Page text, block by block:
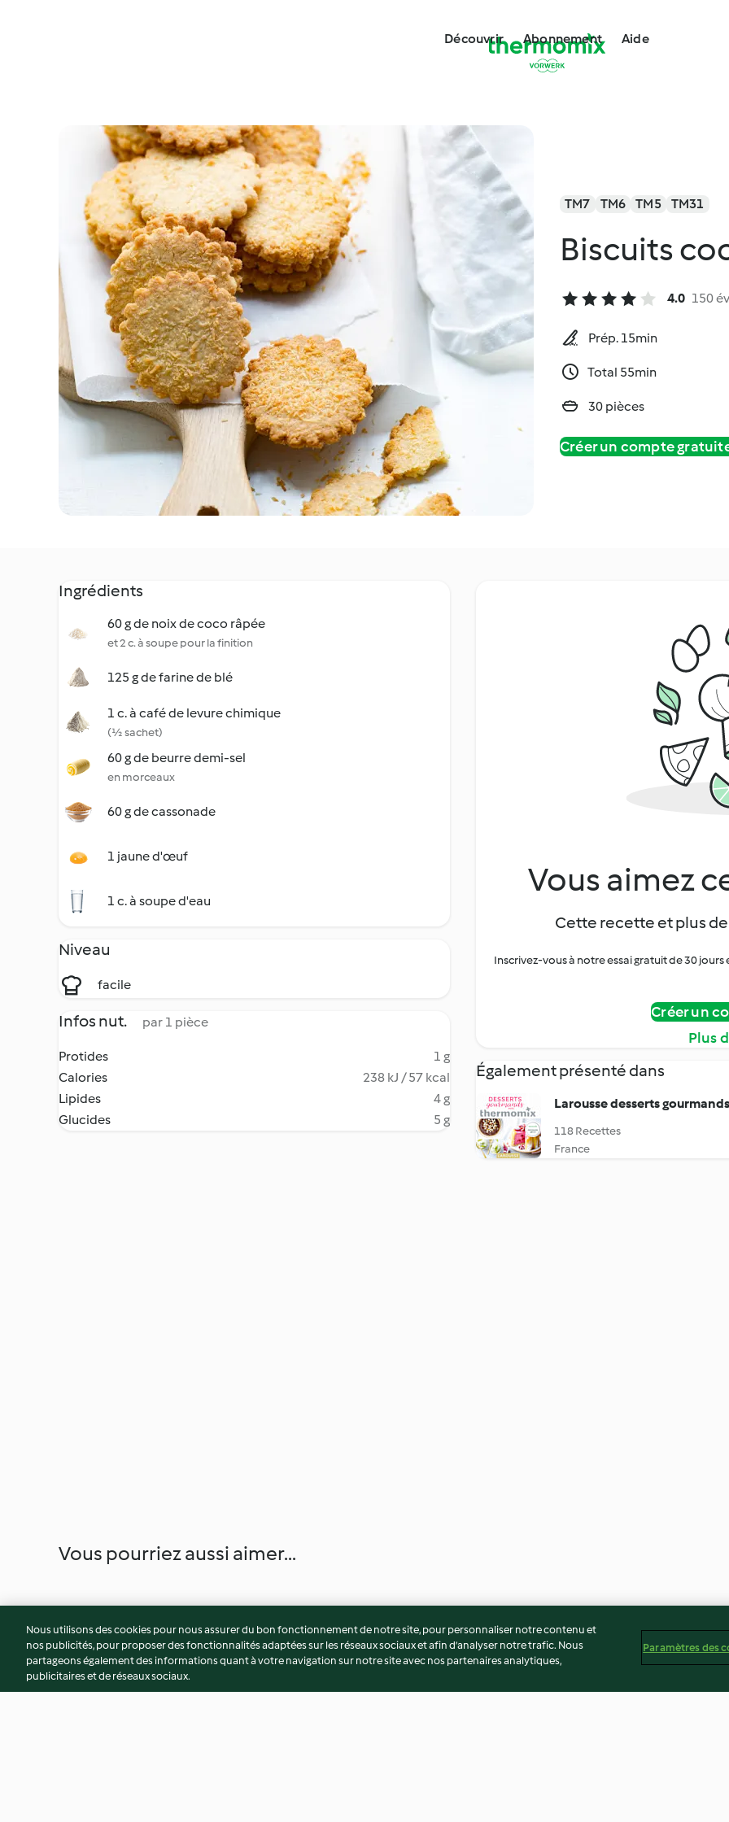
Découvrir Abonnement Aide
TM7 TM6 TM5 TM31
Biscuits
4.0 150
Prép. 15min
Total 55min
30 pièces
Créer un compte
Ingrédients
60 g de noix de coco râpée
et 2 c. à soupe pour la finition
125 g de farine de blé
1 c. à café de levure chimique
(½ sachet)
60 g de beurre demi-sel
en morceaux
60 g de cassonade
1 jaune d'œuf
1 c. à soupe d'eau
Niveau
facile
Infos nut. par 1 pièce
Protides
1 g
Calories
238 kJ / 57 kcal
Lipides
4 g
Glucides
5 g
Vous aimez
Cette recette et plus
Inscrivez-vous à notre essai gratuit de 30
Créer un
Plus
Également présenté dans
Larousse desserts
118 Recettes
France
Vous pourriez aussi aimer...
Nous utilisons des cookies pour nous assurer du bon fonctionnement de notre site, pour personnaliser notre contenu et
nos publicités, pour proposer des fonctionnalités adaptées sur les réseaux sociaux et afin d’analyser notre trafic. Nous
partageons également des informations quant à votre navigation sur notre site avec nos partenaires analytiques,
publicitaires et de réseaux sociaux.
Paramètres des